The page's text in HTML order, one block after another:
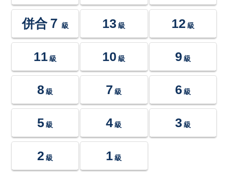
併合７ 級 13 級 12 級
11 級 10 級 9 級
8 級 7 級 6 級
5 級 4 級 3 級
2 級 1 級